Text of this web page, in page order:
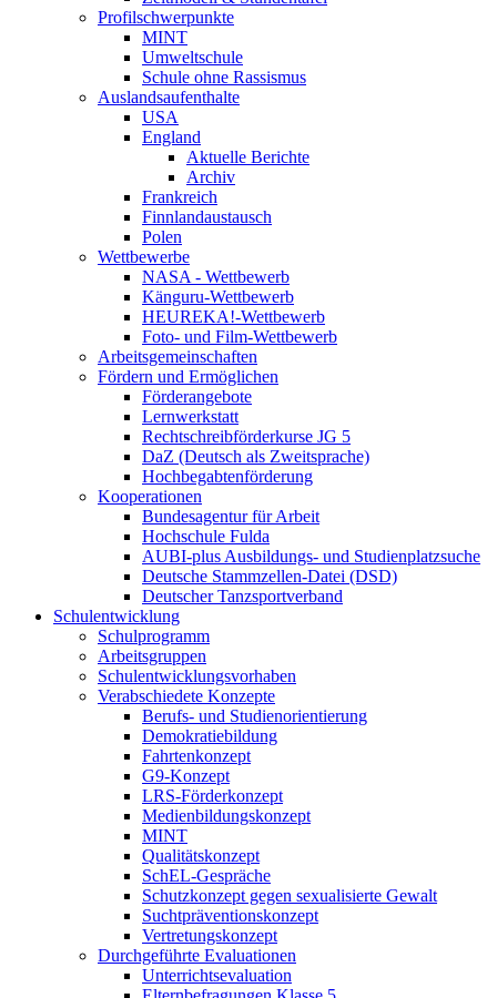
Profilschwerpunkte
MINT
Umweltschule
Schule ohne Rassismus
Auslandsaufenthalte
USA
England
Aktuelle Berichte
Archiv
Frankreich
Finnlandaustausch
Polen
Wettbewerbe
NASA - Wettbewerb
Känguru-Wettbewerb
HEUREKA!-Wettbewerb
Foto- und Film-Wettbewerb
Arbeitsgemeinschaften
Fördern und Ermöglichen
Förderangebote
Lernwerkstatt
Rechtschreibförderkurse JG 5
DaZ (Deutsch als Zweitsprache)
Hochbegabtenförderung
Kooperationen
Bundesagentur für Arbeit
Hochschule Fulda
AUBI-plus Ausbildungs- und Studienplatzsuche
Deutsche Stammzellen-Datei (DSD)
Deutscher Tanzsportverband
Schulentwicklung
Schulprogramm
Arbeitsgruppen
Schulentwicklungsvorhaben
Verabschiedete Konzepte
Berufs- und Studienorientierung
Demokratiebildung
Fahrtenkonzept
G9-Konzept
LRS-Förderkonzept
Medienbildungskonzept
MINT
Qualitätskonzept
SchEL-Gespräche
Schutzkonzept gegen sexualisierte Gewalt
Suchtpräventionskonzept
Vertretungskonzept
Durchgeführte Evaluationen
Unterrichtsevaluation